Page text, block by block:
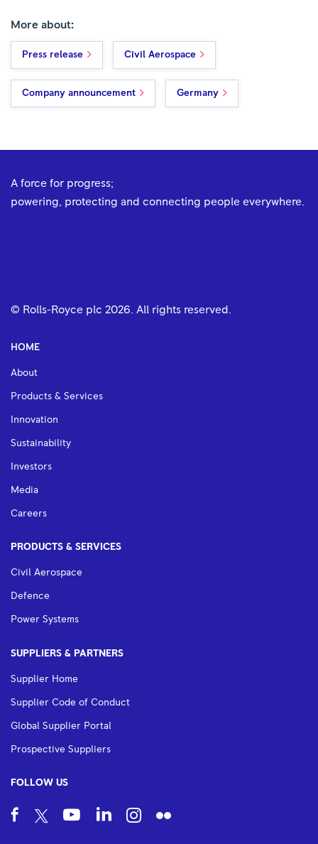
More about:
Press release Civil Aerospace
Company announcement Germany
A force for progress;
powering, protecting and connecting people everywhere.
© Rolls-Royce plc 2026 . All rights reserved.
HOME
About
Products & Services
Innovation
Sustainability
Investors
Media
Careers
PRODUCTS & SERVICES
Civil Aerospace
Defence
Power Systems
SUPPLIERS & PARTNERS
Supplier Home
Supplier Code of Conduct
Global Supplier Portal
Prospective Suppliers
FOLLOW US